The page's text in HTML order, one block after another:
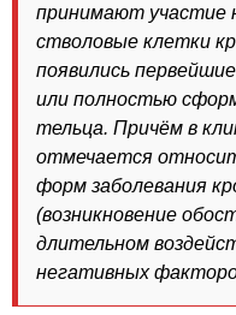
принимают участие
стволовые клетки
появились
или полностью
тельца. Причём в
отмечается
форм заболевания
(возникновение
длительном
негативных